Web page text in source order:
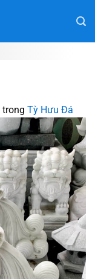
trong Tỳ Hưu Đá